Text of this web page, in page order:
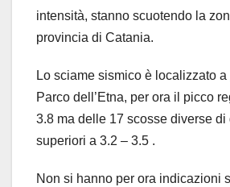
intensità, stanno scuotendo la
provincia di Catania.
Lo sciame sismico è localizzato a
Parco dell’Etna, per ora il picco
3.8 ma delle 17 scosse diverse di
superiori a 3.2 – 3.5 .
Non si hanno per ora indicazioni